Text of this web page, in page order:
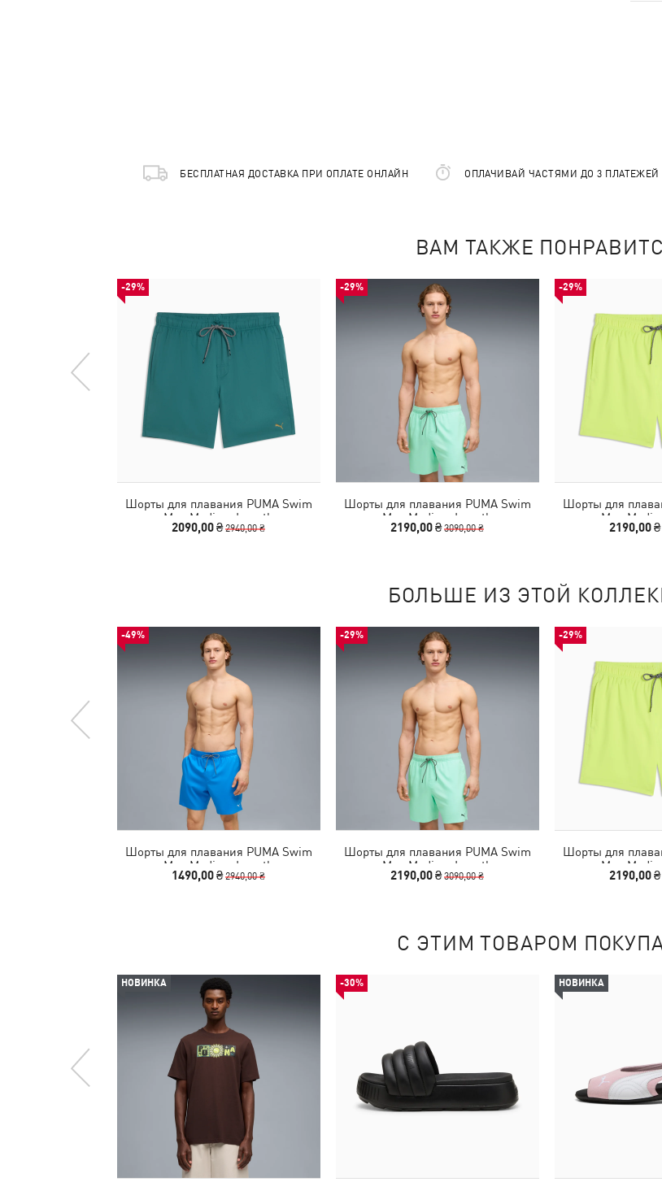
БЕСПЛАТНАЯ ДОСТАВКА ПРИ ОПЛАТЕ ОНЛАЙН ОПЛАЧИВАЙ ЧАСТЯМИ ДО 3 ПЛАТЕЖЕЙ
ВАМ ТАКЖЕ
-29%
Шорты для плавания PUMA Swim
Men Medium Length
2090,00 ₴2940,00 ₴
-29%
Шорты для плавания PUMA Swim
Men Medium Length
2190,00 ₴3090,00 ₴
-29%
Шорты для
Men
2190,00 ₴
БОЛЬШЕ ИЗ ЭТОЙ
-49%
Шорты для плавания PUMA Swim
Men Medium Length
1490,00 ₴2940,00 ₴
-29%
Шорты для плавания PUMA Swim
Men Medium Length
2190,00 ₴3090,00 ₴
-29%
Шорты для
Men
2190,00 ₴
С ЭТИМ ТОВАРОМ
НОВИНКА -30% НОВИНКА